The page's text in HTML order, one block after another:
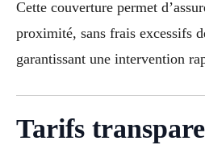
Cette couverture permet
proximité, sans frais excessifs
garantissant une intervention
Tarifs